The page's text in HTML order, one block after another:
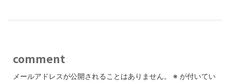
comment
メールアドレスが公開されることはありません。 ※ が付いてい